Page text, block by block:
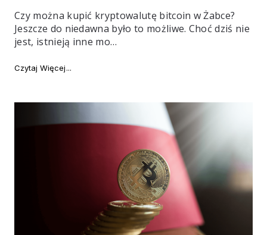
Czy można kupić kryptowalutę bitcoin w Żabce?
Jeszcze do niedawna było to możliwe. Choć dziś nie
jest, istnieją inne mo…
Czytaj Więcej